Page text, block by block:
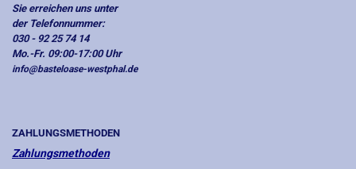
Sie erreichen uns unter
der Telefonnummer:
030 - 92 25 74 14
Mo.-Fr. 09:00-17:00 Uhr
info@basteloase-westphal.de
ZAHLUNGSMETHODEN
Zahlungsmethoden